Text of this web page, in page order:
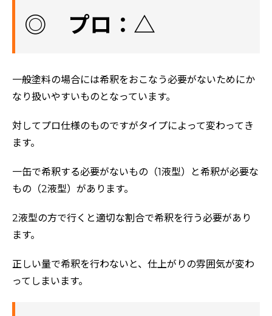
◎ プロ：△
一般塗料の場合には希釈をおこなう必要がないためにか
なり扱いやすいものとなっています。
対してプロ仕様のものですがタイプによって変わってき
ます。
一缶で希釈する必要がないもの（1液型）と希釈が必要な
もの（2液型）があります。
2液型の方で行くと適切な割合で希釈を行う必要があり
ます。
正しい量で希釈を行わないと、仕上がりの雰囲気が変わ
ってしまいます。